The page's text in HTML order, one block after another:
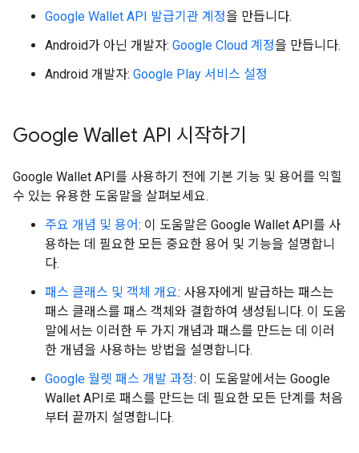
Google Wallet API 발급기관 계정을 만듭니다.
Android가 아닌 개발자: Google Cloud 계정을 만듭니다.
Android 개발자: Google Play 서비스 설정
Google Wallet API 시작하기
Google Wallet API를 사용하기 전에 기본 기능 및 용어를 익힐
수 있는 유용한 도움말을 살펴보세요.
주요 개념 및 용어: 이 도움말은 Google Wallet API를 사
용하는 데 필요한 모든 중요한 용어 및 기능을 설명합니
다.
패스 클래스 및 객체 개요: 사용자에게 발급하는 패스는
패스 클래스를 패스 객체와 결합하여 생성됩니다. 이 도움
말에서는 이러한 두 가지 개념과 패스를 만드는 데 이러
한 개념을 사용하는 방법을 설명합니다.
Google 월렛 패스 개발 과정: 이 도움말에서는 Google
Wallet API로 패스를 만드는 데 필요한 모든 단계를 처음
부터 끝까지 설명합니다.